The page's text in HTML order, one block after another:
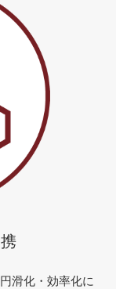
滑化・効率化に